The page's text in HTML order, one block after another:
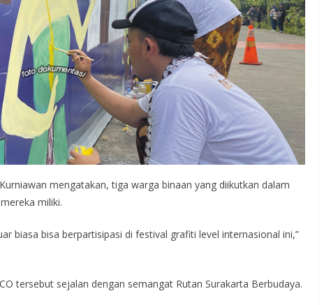
mengatakan, tiga warga binaan yang diikutkan dalam
miliki.
biasa bisa berpartisipasi di festival grafiti level internasional ini,”
tersebut sejalan dengan semangat Rutan Surakarta Berbudaya.